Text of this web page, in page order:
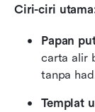
Ciri-ciri
Papan
carta alir
tanpa
Templat